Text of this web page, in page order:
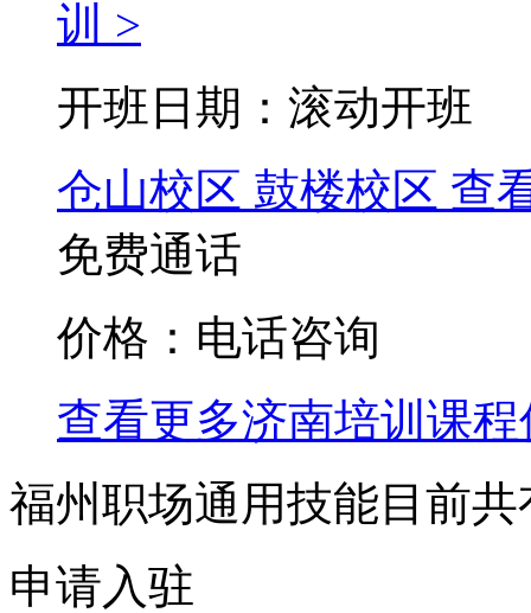
训 >
开班日期：滚动开班
仓山校区 鼓楼校区 查
免费通话
价格：电话咨询
查看更多济南培训课程
福州职场通用技能目前
申请入驻